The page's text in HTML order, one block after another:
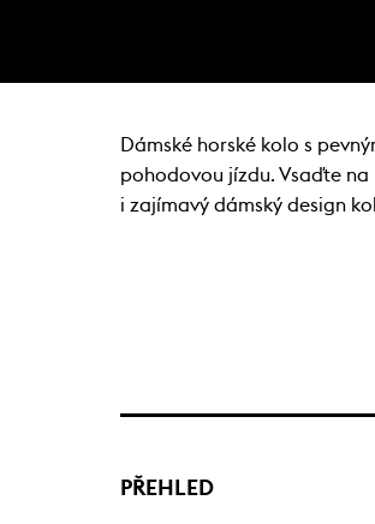
Dámské horské kolo s
pohodovou jízdu. Vsaďte
i zajímavý dámský design
PŘEHLED